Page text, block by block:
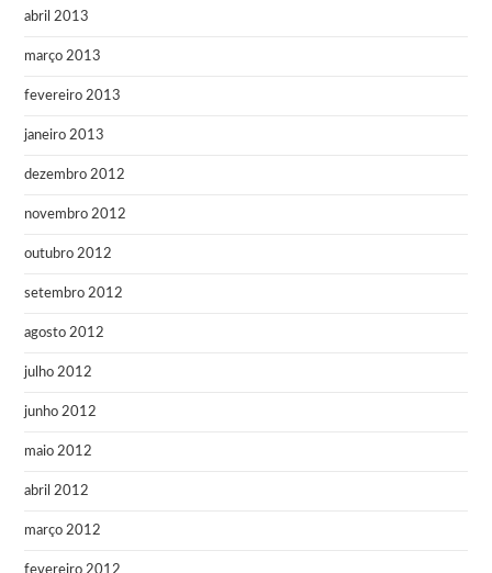
abril 2013
março 2013
fevereiro 2013
janeiro 2013
dezembro 2012
novembro 2012
outubro 2012
setembro 2012
agosto 2012
julho 2012
junho 2012
maio 2012
abril 2012
março 2012
fevereiro 2012